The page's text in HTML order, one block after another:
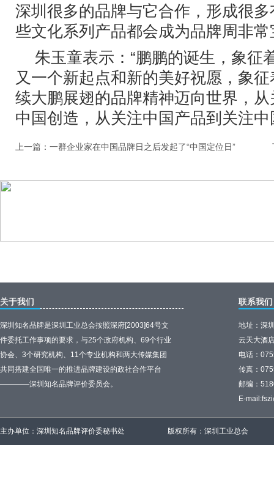
深圳很多的品牌与它合作，形成很
些文化系列产品都会成为品牌周非常
朱玉童表示：“鹏鹏的诞生，象征
又一个新起点和新的美好祝愿，象
续大鹏展翅的品牌精神迈向世界，
中国创造，从关注中国产品到关注中
上一篇： 一群企业家在中国品牌日之后发起了“中国定位日”
关于我们
深圳知名品牌是深圳工业总会按照深府[2003]64号文
件委托工作事项的要求，与25个政府机构、69个行业
协会、3个研究机构、11个专业机构和两大传媒集团
共同搭建全国唯一的推进品牌建设的政社合作平台
————深圳知名品牌评价委员会。
联系我们
地址：深
云天大酒
电话：
传真：
邮编：
E-mail:
主办单位：深圳知名品牌评价委秘书处 版权所有：深圳工业总会